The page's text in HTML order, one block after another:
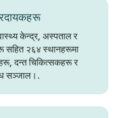
केन्द्र, अस्पताल र
सहित २६४ स्थानहरूमा
दन्त चिकित्सकहरू र
सञ्जाल।.